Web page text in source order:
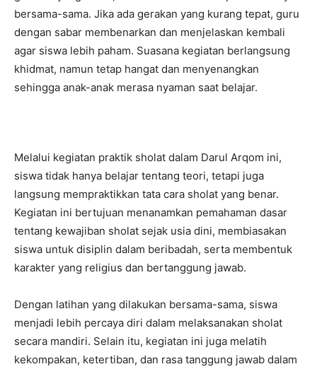
bersama-sama. Jika ada gerakan yang kurang tepat, guru
dengan sabar membenarkan dan menjelaskan kembali
agar siswa lebih paham. Suasana kegiatan berlangsung
khidmat, namun tetap hangat dan menyenangkan
sehingga anak-anak merasa nyaman saat belajar.
Melalui kegiatan praktik sholat dalam Darul Arqom ini,
siswa tidak hanya belajar tentang teori, tetapi juga
langsung mempraktikkan tata cara sholat yang benar.
Kegiatan ini bertujuan menanamkan pemahaman dasar
tentang kewajiban sholat sejak usia dini, membiasakan
siswa untuk disiplin dalam beribadah, serta membentuk
karakter yang religius dan bertanggung jawab.
Dengan latihan yang dilakukan bersama-sama, siswa
menjadi lebih percaya diri dalam melaksanakan sholat
secara mandiri. Selain itu, kegiatan ini juga melatih
kekompakan, ketertiban, dan rasa tanggung jawab dalam